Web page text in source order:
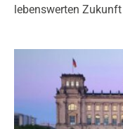
lebenswerten